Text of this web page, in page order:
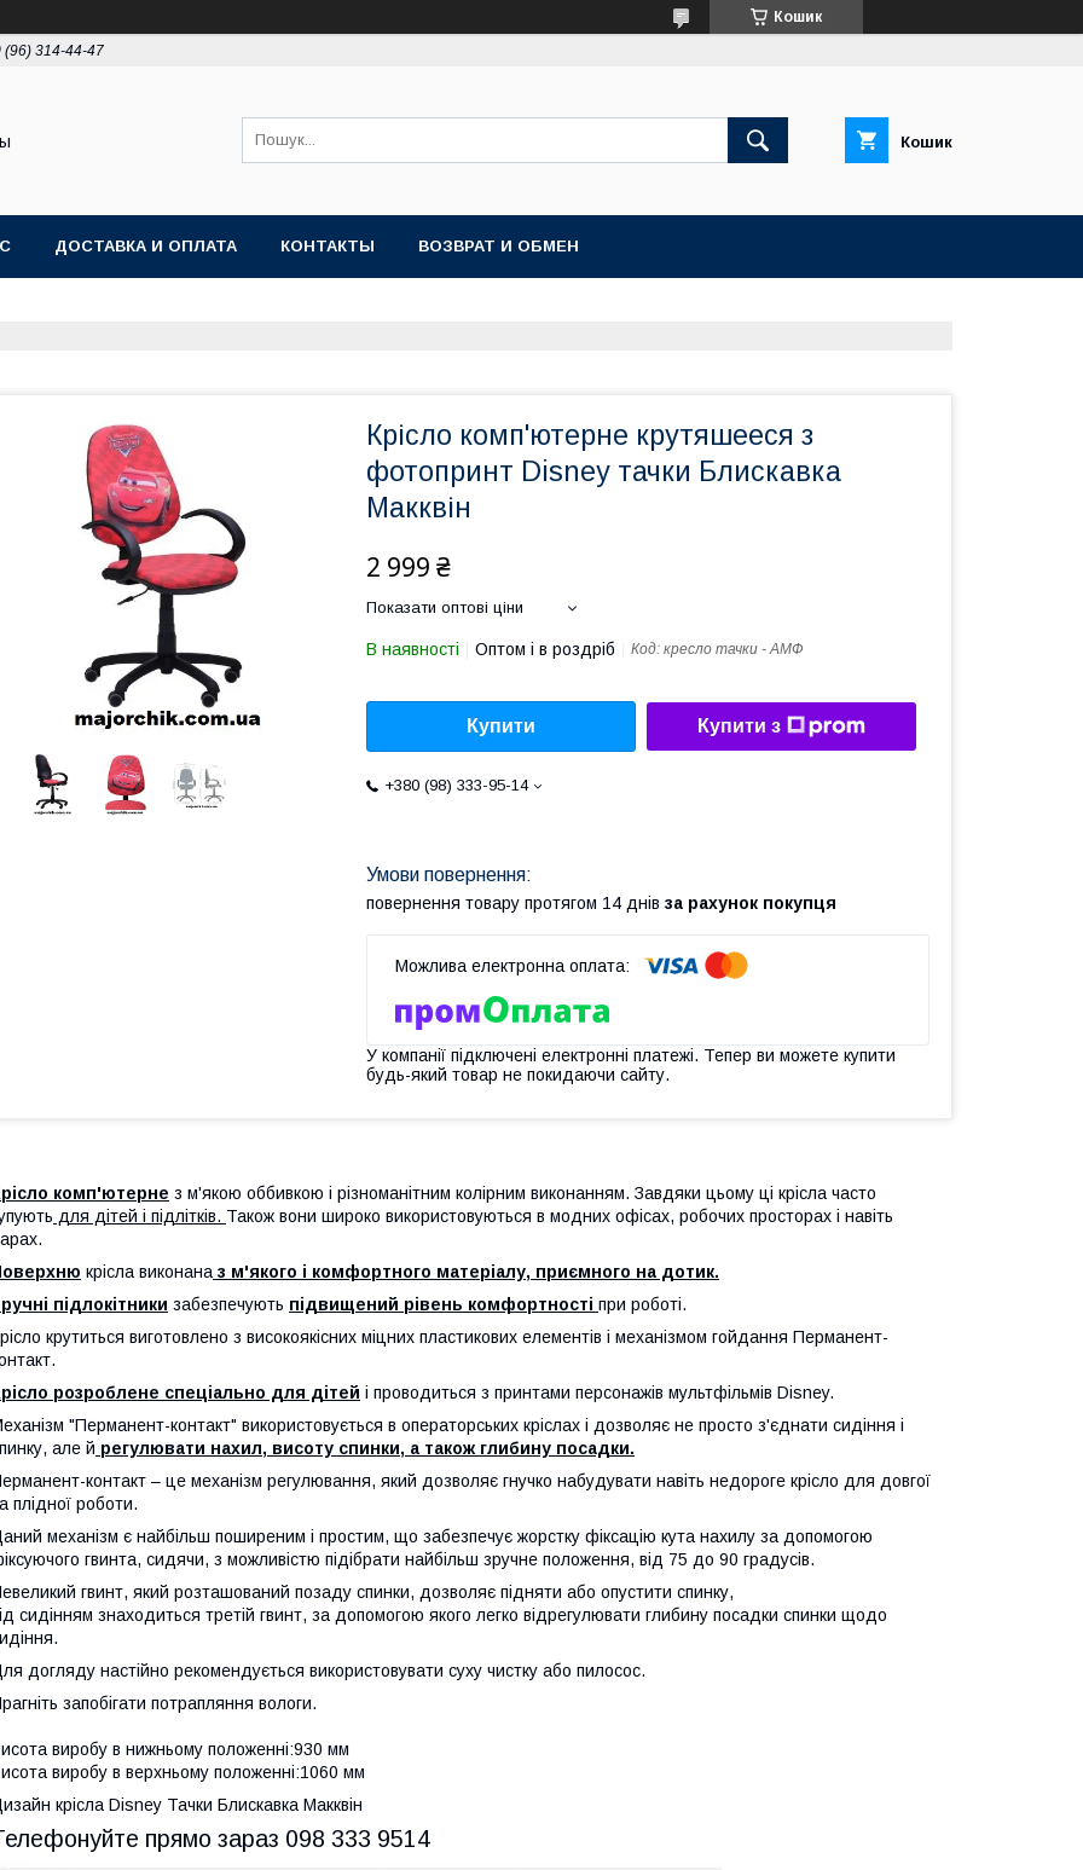
Кошик
(96) 314-44-47
Кошик
ДОСТАВКА И ОПЛАТА КОНТАКТЫ ВОЗВРАТ И ОБМЕН
Крісло комп'ютерне крутяшееся з
фотопринт Disney тачки Блискавка
Макквін
2 999 ₴
Показати оптові ціни
В наявності Оптом і в роздріб Код: кресло тачки - АМФ
Купити Купити з
+380 (98) 333-95-14
повернення товару протягом 14 днів за рахунок покупця
У компанії підключені електронні платежі. Тепер ви можете купити
будь-який товар не покидаючи сайту.
комп'ютерне з м'якою оббивкою і різноманітним колірним виконанням. Завдяки цьому ці крісла часто
для дітей і підлітків. Також вони широко використовуються в модних офісах, робочих просторах і навіть
крісла виконана з м'якого і комфортного матеріалу, приємного на дотик.
підлокітники забезпечують підвищений рівень комфортності при роботі.
крутиться виготовлено з високоякісних міцних пластикових елементів і механізмом гойдання Перманент-
розроблене спеціально для дітей і проводиться з принтами персонажів мультфільмів Disney.
"Перманент-контакт" використовується в операторських кріслах і дозволяє не просто з'єднати сидіння і
але й регулювати нахил, висоту спинки, а також глибину посадки.
контакт – це механізм регулювання, який дозволяє гнучко набудувати навіть недороге крісло для довгої
плідної роботи.
механізм є найбільш поширеним і простим, що забезпечує жорстку фіксацію кута нахилу за допомогою
гвинта, сидячи, з можливістю підібрати найбільш зручне положення, від 75 до 90 градусів.
гвинт, який розташований позаду спинки, дозволяє підняти або опустити спинку,
сидінням знаходиться третій гвинт, за допомогою якого легко відрегулювати глибину посадки спинки щодо
догляду настійно рекомендується використовувати суху чистку або пилосос.
запобігати потрапляння вологи.
виробу в нижньому положенні:930 мм
виробу в верхньому положенні:1060 мм
крісла Disney Тачки Блискавка Макквін
прямо зараз 098 333 9514